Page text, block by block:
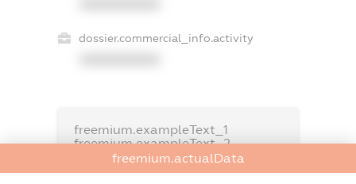
dossier.commercial_info.activity
freemium.exampleText_1
freemium.exampleText_2
freemium.anonymousPerSearch2
freemium.actualData